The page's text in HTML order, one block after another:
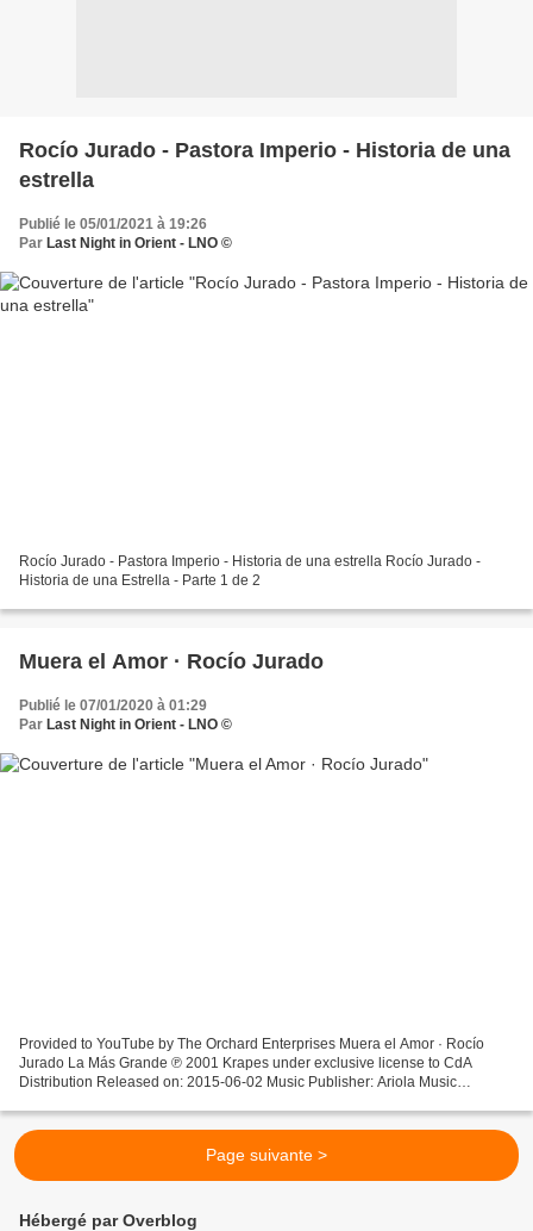
Rocío Jurado - Pastora Imperio - Historia de una
estrella
Publié le 05/01/2021 à 19:26
Par Last Night in Orient - LNO ©
Rocío Jurado - Pastora Imperio - Historia de una estrella Rocío Jurado -
Historia de una Estrella - Parte 1 de 2
Muera el Amor · Rocío Jurado
Publié le 07/01/2020 à 01:29
Par Last Night in Orient - LNO ©
Provided to YouTube by The Orchard Enterprises Muera el Amor · Rocío
Jurado La Más Grande ℗ 2001 Krapes under exclusive license to CdA
Distribution Released on: 2015-06-02 Music Publisher: Ariola Music
Page suivante >
Hébergé par Overblog